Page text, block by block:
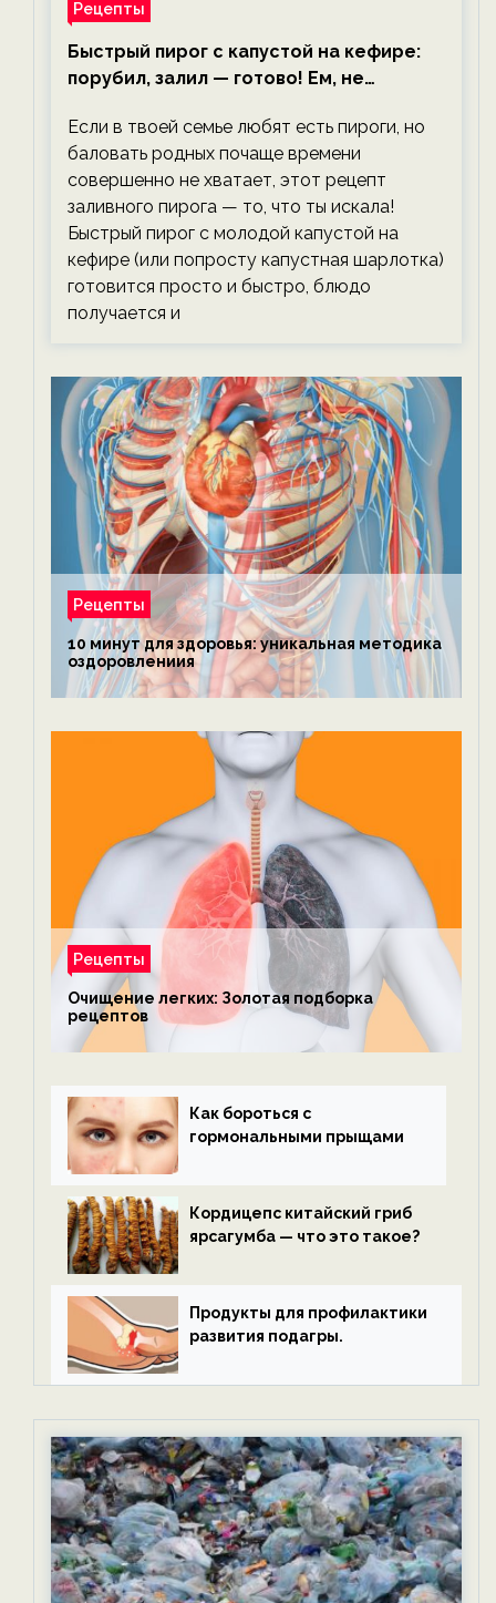
Рецепты
Быстрый пирог с капустой на кефире:
порубил, залил — готово! Ем, не
Если в твоей семье любят есть пироги, но
баловать родных почаще времени
совершенно не хватает, этот рецепт
заливного пирога — то, что ты искала!
Быстрый пирог с молодой капустой на
кефире (или попросту капустная шарлотка)
готовится просто и быстро, блюдо
получается и
Рецепты
10 минут для здоровья: уникальная методика
оздоровлениия
Рецепты
Очищение легких: Золотая подборка
рецептов
Как бороться с
гормональными прыщами
Кордицепс китайский гриб
ярсагумба — что это такое?
Продукты для профилактики
развития подагры.